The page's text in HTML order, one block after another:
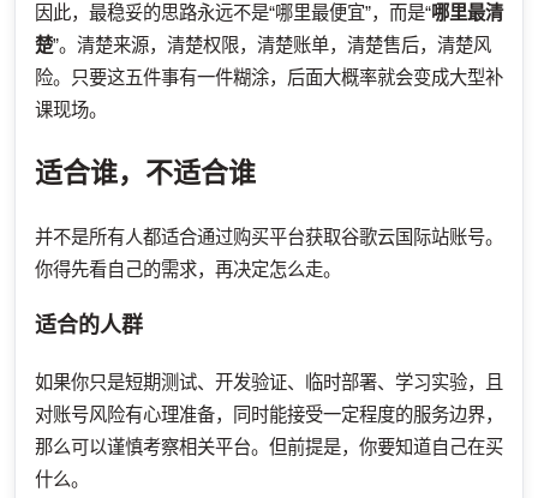
因此，最稳妥的思路永远不是“哪里最便宜”，而是“哪里最清
楚”。清楚来源，清楚权限，清楚账单，清楚售后，清楚风
险。只要这五件事有一件糊涂，后面大概率就会变成大型补
课现场。
适合谁，不适合谁
并不是所有人都适合通过购买平台获取谷歌云国际站账号。
你得先看自己的需求，再决定怎么走。
适合的人群
如果你只是短期测试、开发验证、临时部署、学习实验，且
对账号风险有心理准备，同时能接受一定程度的服务边界，
那么可以谨慎考察相关平台。但前提是，你要知道自己在买
什么。